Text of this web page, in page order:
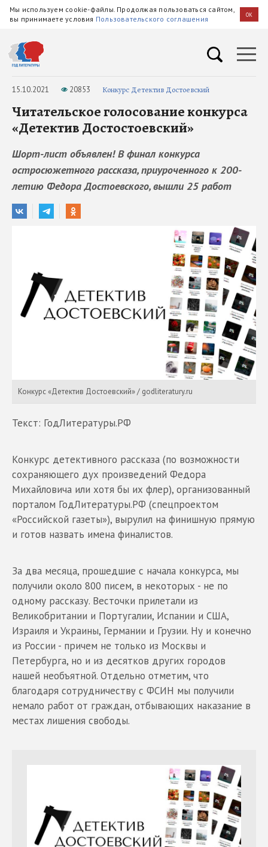
Мы используем cookie-файлы. Продолжая пользоваться сайтом,
вы принимаете условия Пользовательского соглашения OK
15.10.2021 20853 Конкурс Детектив Достоевский
Читательское голосование конкурса
«Детектив Достостоевский»
Шорт-лист объявлен! В финал конкурса
остросюжетного рассказа, приуроченного к 200-
летию Федора Достоевского, вышли 25 работ
Конкурс «Детектив Достоевский» / godliteratury.ru
Текст: ГодЛитературы.РФ
Конкурс детективного рассказа (по возможности
сохраняющего дух произведений Федора
Михайловича или хотя бы их флер), организованный
порталом ГодЛитературы.РФ (спецпроектом
«Российской газеты»), вырулил на финишную прямую
и готов назвать имена финалистов.
За два месяца, прошедшие с начала конкурса, мы
получили около 800 писем, в некоторых - не по
одному рассказу. Весточки прилетали из
Великобритании и Португалии, Испании и США,
Израиля и Украины, Германии и Грузии. Ну и конечно
из России - причем не только из Москвы и
Петербурга, но и из десятков других городов
нашей необъятной. Отдельно отметим, что
благодаря сотрудничеству с ФСИН мы получили
немало работ от граждан, отбывающих наказание в
местах лишения свободы.